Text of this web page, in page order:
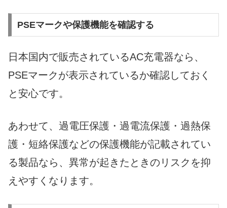
PSEマークや保護機能を確認する
日本国内で販売されているAC充電器なら、
PSEマークが表示されているか確認しておく
と安心です。
あわせて、過電圧保護・過電流保護・過熱保
護・短絡保護などの保護機能が記載されてい
る製品なら、異常が起きたときのリスクを抑
えやすくなります。